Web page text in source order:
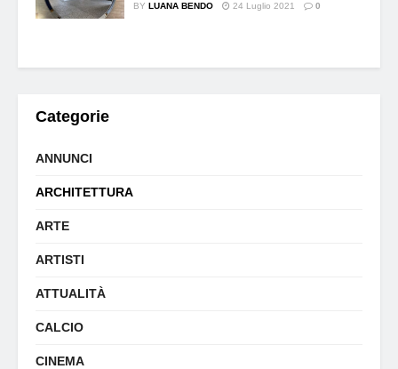
BY LUANA BENDO 24 Luglio 2021 0
Categorie
ANNUNCI
ARCHITETTURA
ARTE
ARTISTI
ATTUALITÀ
CALCIO
CINEMA